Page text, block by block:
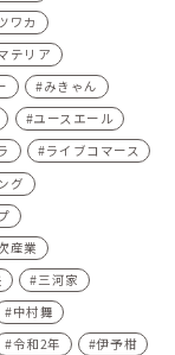
ワカ
テリア
みきゃん
ユースエール
ライブコマース
グ
産業
三河家
中村舞
令和2年
伊予柑